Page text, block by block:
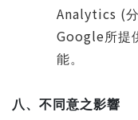
Analytics (
Google所提
能。
八、不同意之影響